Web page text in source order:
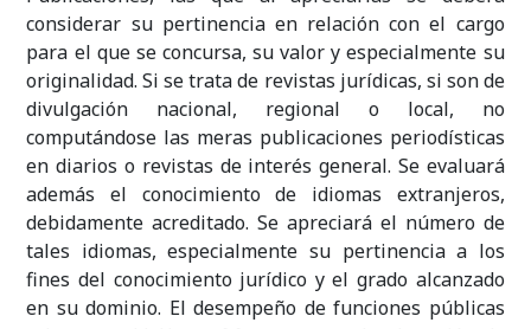
considerar su pertinencia en relación con el cargo
para el que se concursa, su valor y especialmente su
originalidad. Si se trata de revistas jurídicas, si son de
divulgación nacional, regional o local, no
computándose las meras publicaciones periodísticas
en diarios o revistas de interés general. Se evaluará
además el conocimiento de idiomas extranjeros,
debidamente acreditado. Se apreciará el número de
tales idiomas, especialmente su pertinencia a los
fines del conocimiento jurídico y el grado alcanzado
en su dominio. El desempeño de funciones públicas